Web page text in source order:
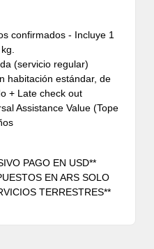
confirmados - Incluye 1
(servicio regular)
habitación estándar, de
+ Late check out
Assistance Value (Tope
PAGO EN USD**
EN ARS SOLO
TERRESTRES**